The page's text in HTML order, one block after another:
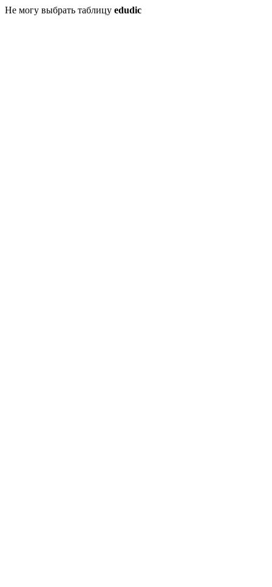
Не могу выбрать таблицу edudic